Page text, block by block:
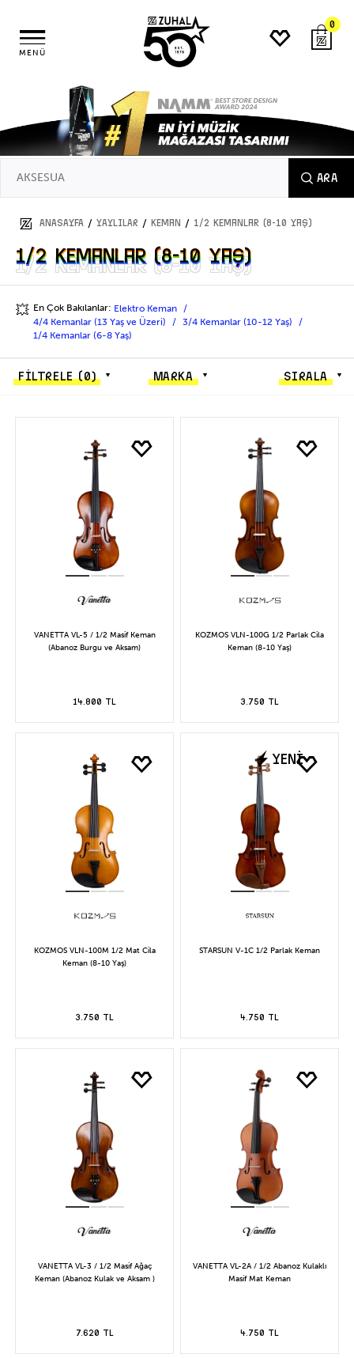
MENÜ
0
ARA
ANASAYFA / YAYLILAR / Keman / 1/2 Kemanlar (8-10 Yaş)
1/2 Kemanlar (8-10 Yaş)
1/2 Kemanlar (8-10 Yaş)
💥 En Çok Bakılanlar: Elektro Keman
4/4 Kemanlar (13 Yaş ve Üzeri)
3/4 Kemanlar (10-12 Yaş)
1/4 Kemanlar (6-8 Yaş)
FİLTRELE(0) MARKA SIRALA
VANETTA VL-5 / 1/2 Masif Keman
(Abanoz Burgu ve Aksam)
14.800 TL
KOZMOS VLN-100G 1/2 Parlak Cila
Keman (8-10 Yaş)
3.750 TL
KOZMOS VLN-100M 1/2 Mat Cila
Keman (8-10 Yaş)
3.750 TL
YENİ
STARSUN V-1C 1/2 Parlak Keman
4.750 TL
VANETTA VL-3 / 1/2 Masif Ağaç
Keman (Abanoz Kulak ve Aksam )
7.620 TL
VANETTA VL-2A / 1/2 Abanoz Kulaklı
Masif Mat Keman
4.750 TL